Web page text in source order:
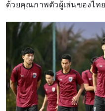
ด้วยคุณภาพตัวผู้เล่นของไทย